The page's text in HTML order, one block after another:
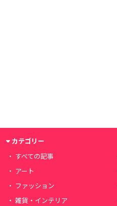
カテゴリー
すべての記事
アート
ファッション
雑貨・インテリア